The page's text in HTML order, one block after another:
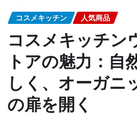
コスメキッチン 人気商品
コスメキッチン
トアの魅力：自
しく、オーガニ
の扉を開く